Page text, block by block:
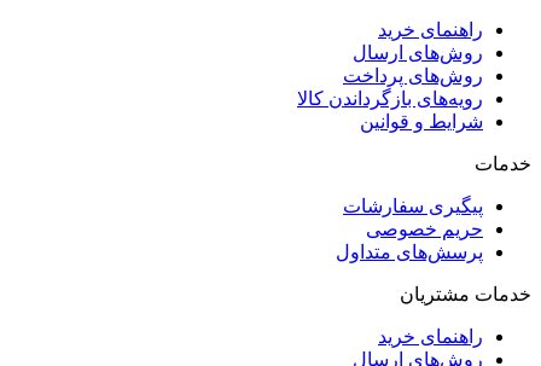
راهنمای خرید
روش‌های ارسال
روش‌های پرداخت
رویه‌های بازگرداندن کالا
شرایط و قوانین
خدمات
پیگیری سفارشات
حریم خصوصی
پرسش‌های متداول
خدمات مشتریان
راهنمای خرید
روش‌های ارسال